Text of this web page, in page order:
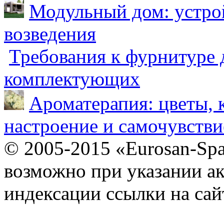
Модульный дом:
возведения
Требования к фурнитуре
комплектующих
Ароматерапия: цветы,
настроение и
© 2005-2015 «Eurosan-
возможно при указании
индексации ссылки на